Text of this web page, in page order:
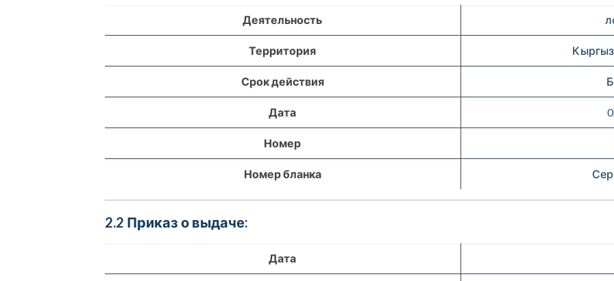
Деятельность
Территория
Срок действия
Дата
Номер
Номер бланка
2.2 Приказ о выдаче:
Дата